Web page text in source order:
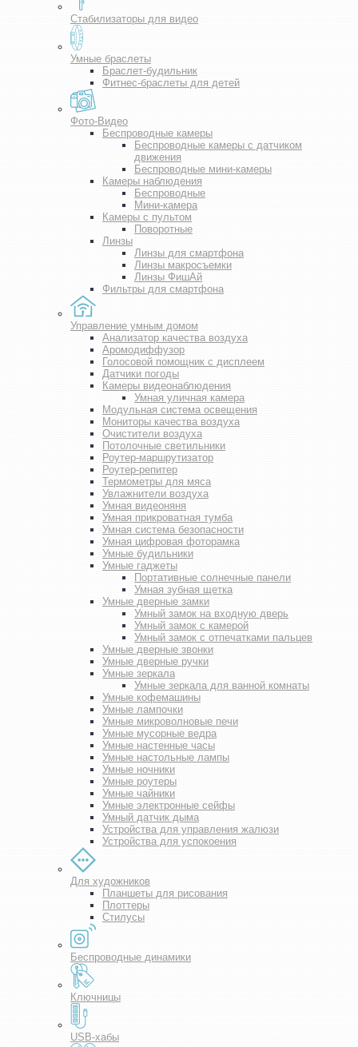
Стабилизаторы для видео
Умные браслеты
Браслет-будильник
Фитнес-браслеты для детей
Фото-Видео
Беспроводные камеры
Беспроводные камеры с датчиком
движения
Беспроводные мини-камеры
Камеры наблюдения
Беспроводные
Мини-камера
Камеры с пультом
Поворотные
Линзы
Линзы для смартфона
Линзы макросъемки
Линзы ФишАй
Фильтры для смартфона
Управление умным домом
Анализатор качества воздуха
Аромодиффузор
Голосовой помощник с дисплеем
Датчики погоды
Камеры видеонаблюдения
Умная уличная камера
Модульная система освещения
Мониторы качества воздуха
Очистители воздуха
Потолочные светильники
Роутер-маршрутизатор
Роутер-репитер
Термометры для мяса
Увлажнители воздуха
Умная видеоняня
Умная прикроватная тумба
Умная система безопасности
Умная цифровая фоторамка
Умные будильники
Умные гаджеты
Портативные солнечные панели
Умная зубная щетка
Умные дверные замки
Умный замок на входную дверь
Умный замок с камерой
Умный замок с отпечатками пальцев
Умные дверные звонки
Умные дверные ручки
Умные зеркала
Умные зеркала для ванной комнаты
Умные кофемашины
Умные лампочки
Умные микроволновые печи
Умные мусорные ведра
Умные настенные часы
Умные настольные лампы
Умные ночники
Умные роутеры
Умные чайники
Умные электронные сейфы
Умный датчик дыма
Устройства для управления жалюзи
Устройства для успокоения
Для художников
Планшеты для рисования
Плоттеры
Стилусы
Беспроводные динамики
Ключницы
USB-хабы